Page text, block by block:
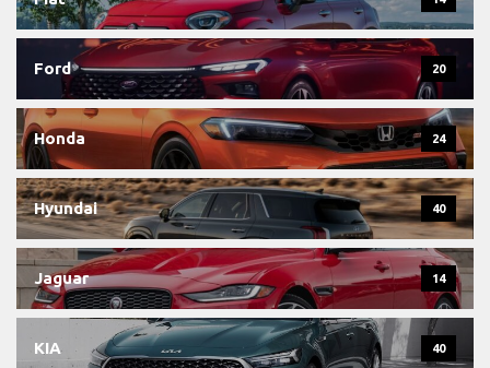
Ford 20
Honda 24
Hyundai 40
Jaguar 14
KIA 40